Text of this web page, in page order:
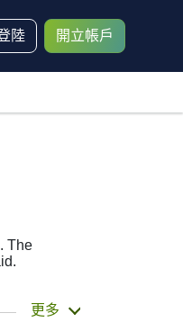
陸 開立帳戶
The
plc
更多